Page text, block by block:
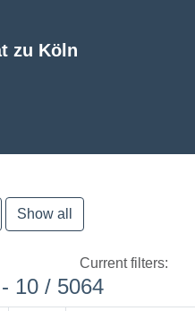
zu Köln
Show all
Current filters:
10 / 5064